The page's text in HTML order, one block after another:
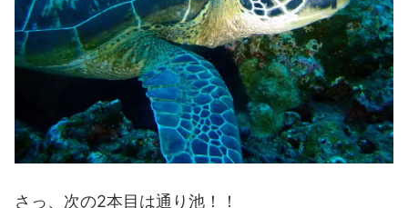
さっ、次の2本目は通り池！！